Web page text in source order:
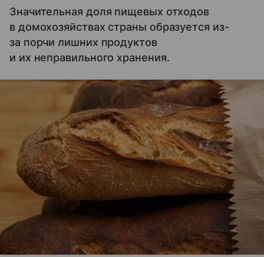
Значительная доля пищевых отходов
в домохозяйствах страны образуется из-
за порчи лишних продуктов
и их неправильного хранения.